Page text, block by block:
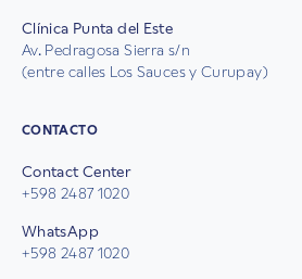
Clínica Punta del Este
Av. Pedragosa Sierra s/n
(entre calles Los Sauces y Curupay)
CONTACTO
Contact Center
+598 2487 1020
WhatsApp
+598 2487 1020